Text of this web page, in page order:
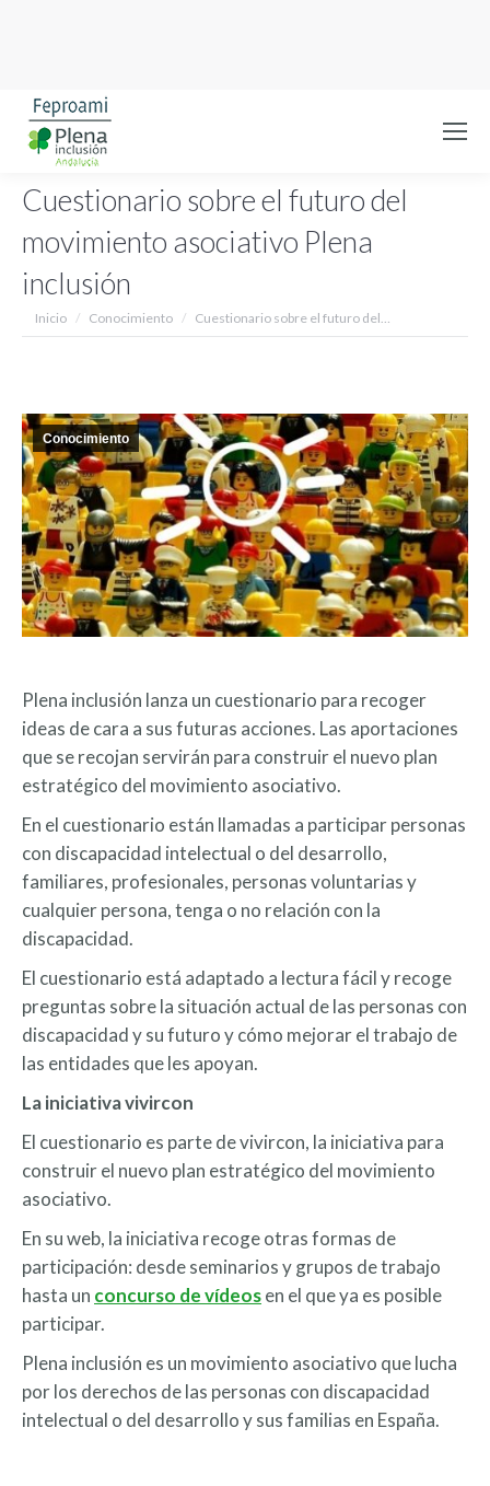
Cuestionario sobre el futuro del
movimiento asociativo Plena
inclusión
Estás aquí:
Inicio Conocimiento Cuestionario sobre el futuro del…
Conocimiento
Plena inclusión lanza un cuestionario para recoger
ideas de cara a sus futuras acciones. Las aportaciones
que se recojan servirán para construir el nuevo plan
estratégico del movimiento asociativo.
En el cuestionario están llamadas a participar personas
con discapacidad intelectual o del desarrollo,
familiares, profesionales, personas voluntarias y
cualquier persona, tenga o no relación con la
discapacidad.
El cuestionario está adaptado a lectura fácil y recoge
preguntas sobre la situación actual de las personas con
discapacidad y su futuro y cómo mejorar el trabajo de
las entidades que les apoyan.
La iniciativa vivircon
El cuestionario es parte de vivircon, la iniciativa para
construir el nuevo plan estratégico del movimiento
asociativo.
En su web, la iniciativa recoge otras formas de
participación: desde seminarios y grupos de trabajo
hasta un concurso de vídeosen el que ya es posible
participar.
Plena inclusión es un movimiento asociativo que lucha
por los derechos de las personas con discapacidad
intelectual o del desarrollo y sus familias en España.